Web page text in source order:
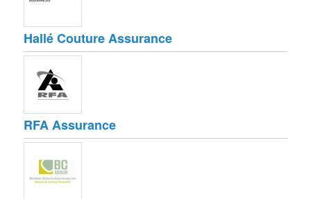
Hallé Couture Assurance
RFA Assurance